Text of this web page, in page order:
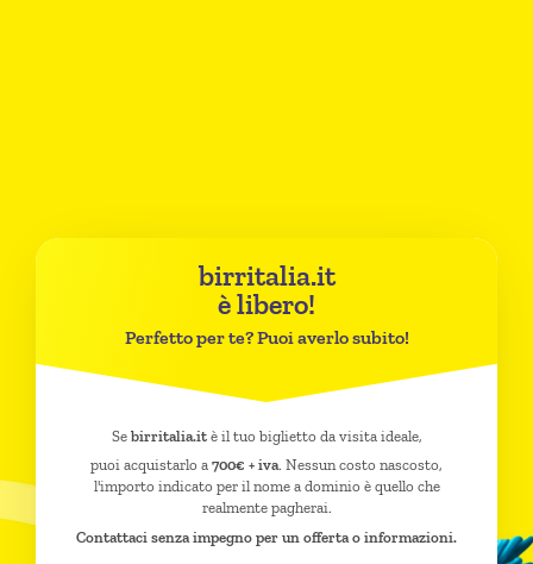
birritalia.it
è libero!
Perfetto per te? Puoi averlo subito!
Se birritalia.itè il tuo biglietto da visita ideale,
puoi acquistarlo a 700€ + iva. Nessun costo nascosto,
l'importo indicato per il nome a dominio è quello che
realmente pagherai.
Contattaci senza impegno per un offerta o informazioni.